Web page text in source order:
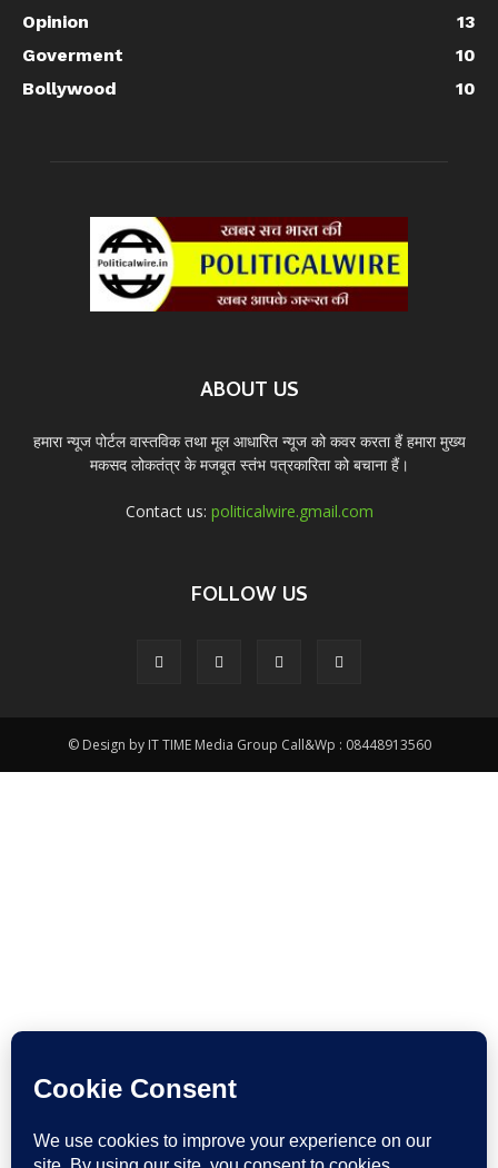
Opinion
13
Goverment
10
Bollywood
10
ABOUT US
हमारा न्यूज पोर्टल वास्तविक तथा मूल आधारित न्यूज को कवर करता हैं हमारा मुख्य
मकसद लोकतंत्र के मजबूत स्तंभ पत्रकारिता को बचाना हैं।
Contact us: politicalwire.gmail.com
FOLLOW US
© Design by IT TIME Media Group Call&Wp : 08448913560